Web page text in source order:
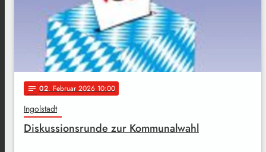
notes 02. Februar 2026 10:00
Ingolstadt
Diskussionsrunde zur Kommunalwahl